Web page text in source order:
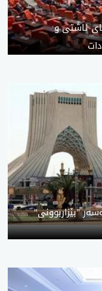
ئاشتی و
"بێزاربوونی"